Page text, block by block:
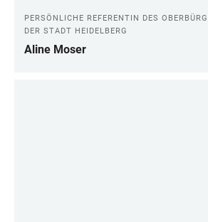
PERSÖNLICHE REFERENTIN DES
DER STADT HEIDELBERG
Aline Moser